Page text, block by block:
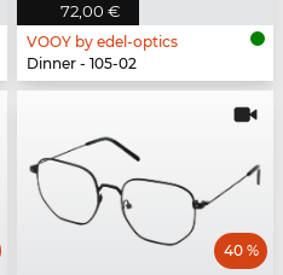
72,00 €
VOOY by edel-optics
Dinner - 105-02
40 %